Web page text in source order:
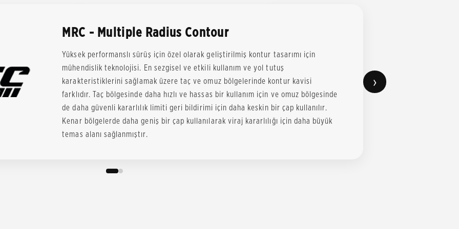
MRC - Multiple Radius Contour
Yüksek performanslı sürüş için özel olarak geliştirilmiş kontur tasarımı için
mühendislik teknolojisi. En sezgisel ve etkili kullanım ve yol tutuş
karakteristiklerini sağlamak üzere taç ve omuz bölgelerinde kontur kavisi
farklıdır. Taç bölgesinde daha hızlı ve hassas bir kullanım için ve omuz bölgesinde
de daha güvenli kararlılık limiti geri bildirimi için daha keskin bir çap kullanılır.
Kenar bölgelerde daha geniş bir çap kullanılarak viraj kararlılığı için daha büyük
temas alanı sağlanmıştır.
›